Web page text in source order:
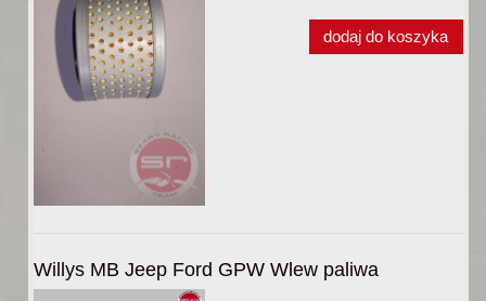
dodaj do koszyka
Willys MB Jeep Ford GPW Wlew paliwa